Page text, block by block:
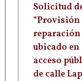
Solicitud
“Provisión
reparación
ubicado en
acceso
de calle